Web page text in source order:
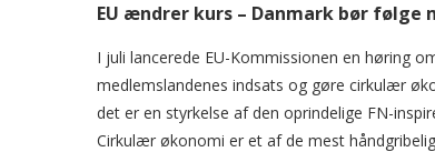
EU ændrer kurs – Danmark bør følge
I juli lancerede EU-Kommissionen en høring
medlemslandenes indsats og gøre cirkulær
det er en styrkelse af den oprindelige FN-
Cirkulær økonomi er et af de mest